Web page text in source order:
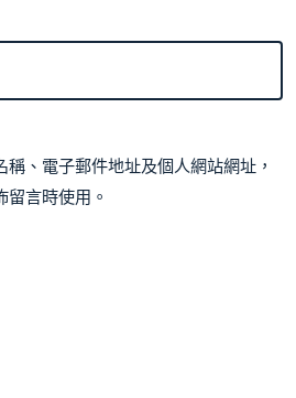
稱、電子郵件地址及個人網站網址，
留言時使用。